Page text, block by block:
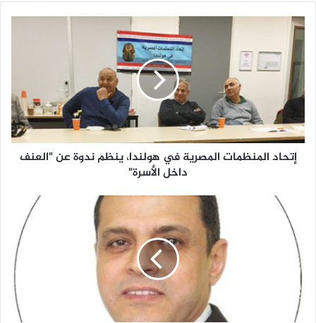
إتحاد
المنظمات
المصرية
في
هولندا،
ينظم
ندوة
"العنف
داخل
الأسرة"
إتحاد المنظمات المصرية في هولندا، ينظم ندوة عن "العنف
داخل الأسرة"
أهلا
رمضان
...
الميلاد
السنوي،
للمسلمين